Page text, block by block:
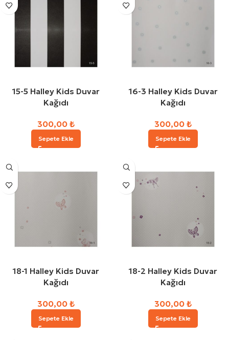
15-5 Halley Kids Duvar
Kağıdı
300,00 ₺
Sepete Ekle
16-3 Halley Kids Duvar
Kağıdı
300,00 ₺
Sepete Ekle
18-1 Halley Kids Duvar
Kağıdı
300,00 ₺
Sepete Ekle
18-2 Halley Kids Duvar
Kağıdı
300,00 ₺
Sepete Ekle